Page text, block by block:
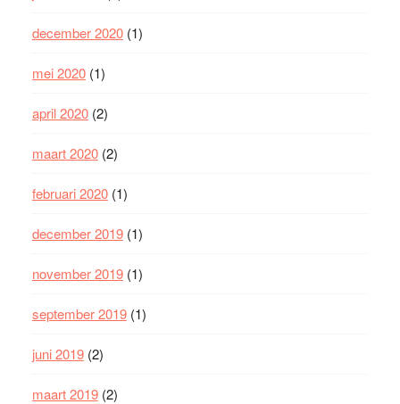
december 2020(1)
mei 2020(1)
april 2020(2)
maart 2020(2)
februari 2020(1)
december 2019(1)
november 2019(1)
september 2019(1)
juni 2019(2)
maart 2019(2)